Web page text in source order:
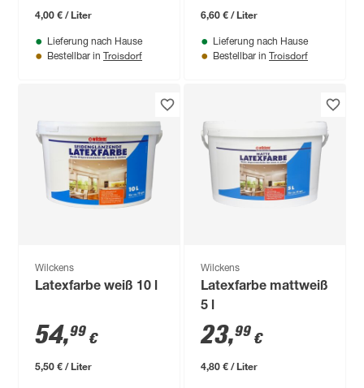
4,00 € / Liter
Lieferung nach Hause
Bestellbar in Troisdorf
6,60 € / Liter
Lieferung nach Hause
Bestellbar in Troisdorf
Wilckens
Latexfarbe weiß 10 l
54,99 €
5,50 € / Liter
Wilckens
Latexfarbe mattweiß
5 l
23,99 €
4,80 € / Liter